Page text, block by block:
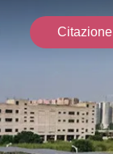
Citazione